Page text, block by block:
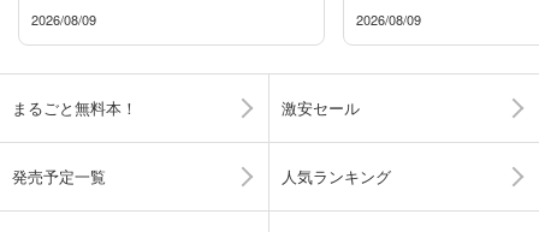
2026/08/09 2026/08/09
まるごと無料本！ 激安セール
発売予定一覧 人気ランキング